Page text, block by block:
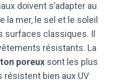
doivent s’adapter au
la mer, le sel et le soleil
surfaces classiques. Il
résistants. La
poreux sont les plus
résistent bien aux UV